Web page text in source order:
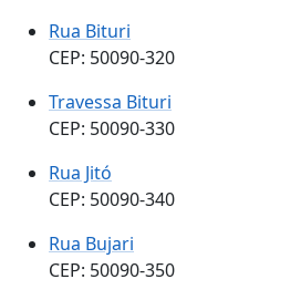
Rua Bituri
CEP: 50090-320
Travessa Bituri
CEP: 50090-330
Rua Jitó
CEP: 50090-340
Rua Bujari
CEP: 50090-350